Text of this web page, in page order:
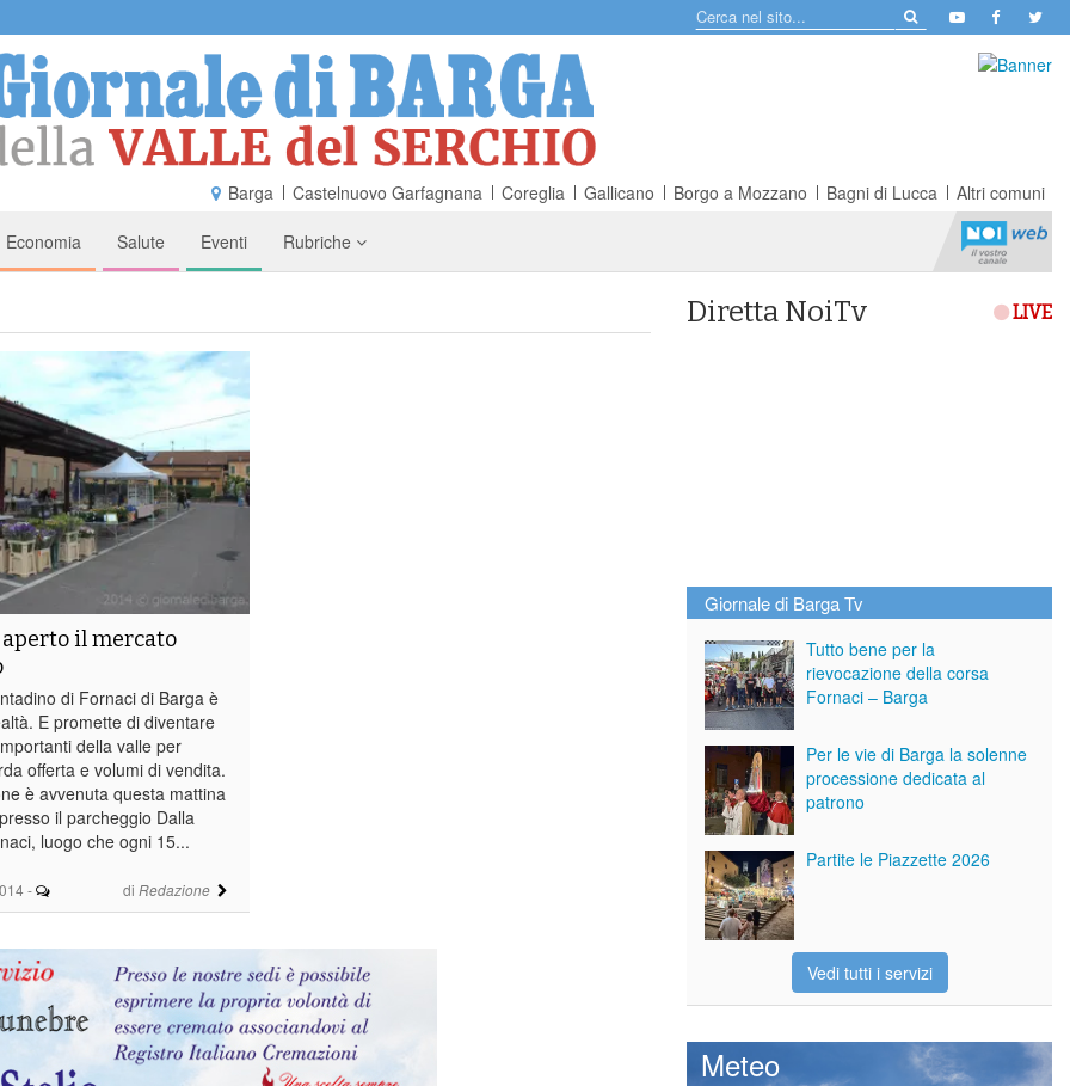
Barga Castelnuovo Garfagnana Coreglia Gallicano Borgo a Mozzano Bagni di Lucca Altri comuni
Economia Salute Eventi Rubriche
- di Redazione
il mercato
di Fornaci di Barga è
E promette di diventare
della valle per
offerta e volumi di vendita.
è avvenuta questa mattina
il parcheggio Dalla
luogo che ogni 15...
Diretta NoiTv LIVE
Giornale di Barga Tv
Tutto bene per la
rievocazione della corsa
Fornaci – Barga
Per le vie di Barga la solenne
processione dedicata al
patrono
Partite le Piazzette 2026
Vedi tutti i servizi
Meteo